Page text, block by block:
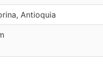
Antioquia